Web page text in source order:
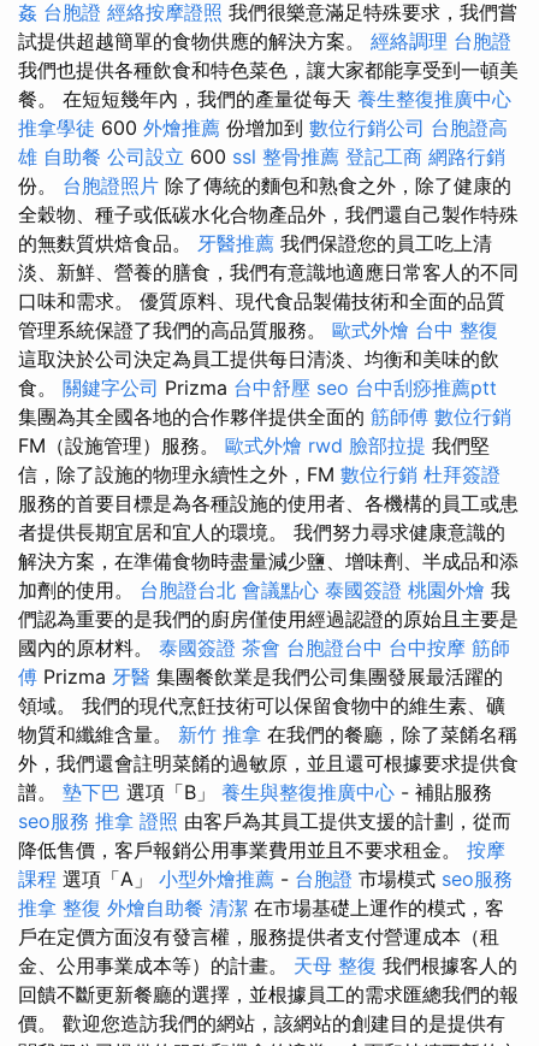
姦 台胞證 經絡按摩證照 我們很樂意滿足特殊要求，我們嘗
試提供超越簡單的食物供應的解決方案。 經絡調理 台胞證
我們也提供各種飲食和特色菜色，讓大家都能享受到一頓美
餐。 在短短幾年內，我們的產量從每天 養生整復推廣中心
推拿學徒 600 外燴推薦 份增加到 數位行銷公司 台胞證高
雄 自助餐 公司設立 600 ssl 整骨推薦 登記工商 網路行銷
份。 台胞證照片 除了傳統的麵包和熟食之外，除了健康的
全穀物、種子或低碳水化合物產品外，我們還自己製作特殊
的無麩質烘焙食品。 牙醫推薦 我們保證您的員工吃上清
淡、新鮮、營養的膳食，我們有意識地適應日常客人的不同
口味和需求。 優質原料、現代食品製備技術和全面的品質
管理系統保證了我們的高品質服務。 歐式外燴 台中 整復
這取決於公司決定為員工提供每日清淡、均衡和美味的飲
食。 關鍵字公司 Prizma 台中舒壓 seo 台中刮痧推薦ptt
集團為其全國各地的合作夥伴提供全面的 筋師傅 數位行銷
FM（設施管理）服務。 歐式外燴 rwd 臉部拉提 我們堅
信，除了設施的物理永續性之外，FM 數位行銷 杜拜簽證
服務的首要目標是為各種設施的使用者、各機構的員工或患
者提供長期宜居和宜人的環境。 我們努力尋求健康意識的
解決方案，在準備食物時盡量減少鹽、增味劑、半成品和添
加劑的使用。 台胞證台北 會議點心 泰國簽證 桃園外燴 我
們認為重要的是我們的廚房僅使用經過認證的原始且主要是
國內的原材料。 泰國簽證 茶會 台胞證台中 台中按摩 筋師
傅 Prizma 牙醫 集團餐飲業是我們公司集團發展最活躍的
領域。 我們的現代烹飪技術可以保留食物中的維生素、礦
物質和纖維含量。 新竹 推拿 在我們的餐廳，除了菜餚名稱
外，我們還會註明菜餚的過敏原，並且還可根據要求提供食
譜。 墊下巴 選項「B」 養生與整復推廣中心 - 補貼服務
seo服務 推拿 證照 由客戶為其員工提供支援的計劃，從而
降低售價，客戶報銷公用事業費用並且不要求租金。 按摩
課程 選項「A」 小型外燴推薦 - 台胞證 市場模式 seo服務
推拿 整復 外燴自助餐 清潔 在市場基礎上運作的模式，客
戶在定價方面沒有發言權，服務提供者支付營運成本（租
金、公用事業成本等）的計畫。 天母 整復 我們根據客人的
回饋不斷更新餐廳的選擇，並根據員工的需求匯總我們的報
價。 歡迎您造訪我們的網站，該網站的創建目的是提供有